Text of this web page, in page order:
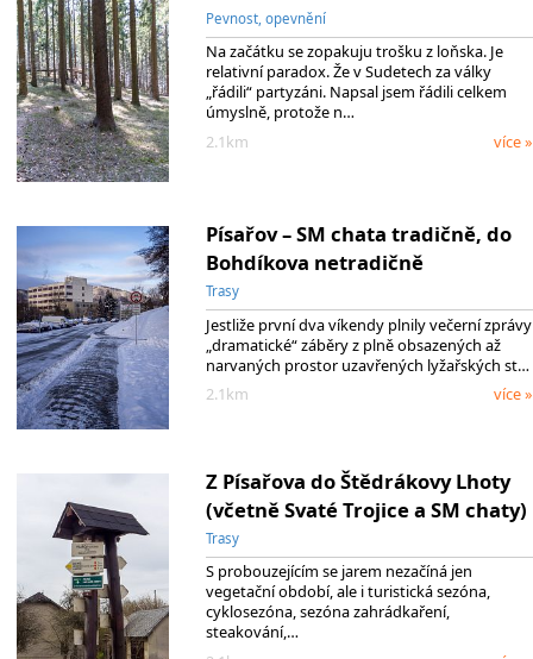
Pevnost, opevnění
Na začátku se zopakuju trošku z loňska. Je
relativní paradox. Že v Sudetech za války
„řádili“ partyzáni. Napsal jsem řádili celkem
úmyslně, protože n…
2.1km
více »
Písařov – SM chata tradičně, do
Bohdíkova netradičně
Trasy
Jestliže první dva víkendy plnily večerní zprávy
„dramatické“ záběry z plně obsazených až
narvaných prostor uzavřených lyžařských st…
2.1km
více »
Z Písařova do Štědrákovy Lhoty
(včetně Svaté Trojice a SM chaty)
Trasy
S probouzejícím se jarem nezačíná jen
vegetační období, ale i turistická sezóna,
cyklosezóna, sezóna zahrádkaření,
steakování,…